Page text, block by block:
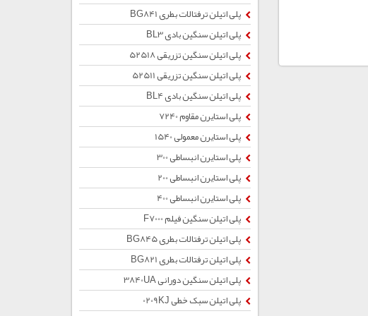
پلی اتیلن ترفتالات بطری BG841
پلی اتیلن سنگین بادی BL3
پلی اتیلن سنگین تزریقی 52518
پلی اتیلن سنگین تزریقی 52511
پلی اتیلن سنگین بادی BL4
پلی استایرن مقاوم 7240
پلی استایرن معمولی 1540
پلی استایرن انبساطی 300
پلی استایرن انبساطی 200
پلی استایرن انبساطی 400
پلی اتیلن سنگین فیلم F7000
پلی اتیلن ترفتالات بطری BG845
پلی اتیلن ترفتالات بطری BG821
پلی اتیلن سنگین دورانی 3840UA
پلی اتیلن سبک خطی 0209KJ